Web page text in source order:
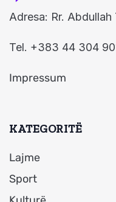
Adresa: Rr. Abdullah
Tel. +383 44 304
Impressum
KATEGORITË
Lajme
Sport